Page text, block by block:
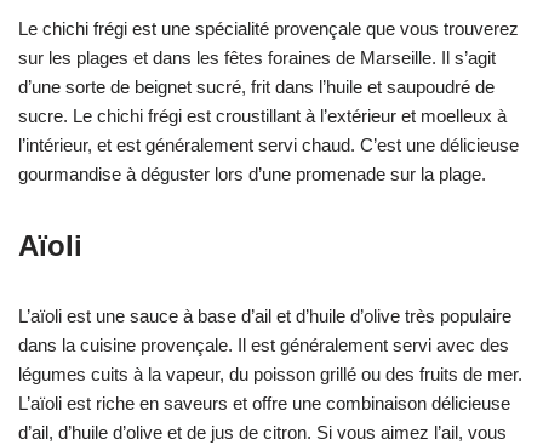
Le chichi frégi est une spécialité provençale que vous trouverez
sur les plages et dans les fêtes foraines de Marseille. Il s’agit
d’une sorte de beignet sucré, frit dans l’huile et saupoudré de
sucre. Le chichi frégi est croustillant à l’extérieur et moelleux à
l’intérieur, et est généralement servi chaud. C’est une délicieuse
gourmandise à déguster lors d’une promenade sur la plage.
Aïoli
L’aïoli est une sauce à base d’ail et d’huile d’olive très populaire
dans la cuisine provençale. Il est généralement servi avec des
légumes cuits à la vapeur, du poisson grillé ou des fruits de mer.
L’aïoli est riche en saveurs et offre une combinaison délicieuse
d’ail, d’huile d’olive et de jus de citron. Si vous aimez l’ail, vous